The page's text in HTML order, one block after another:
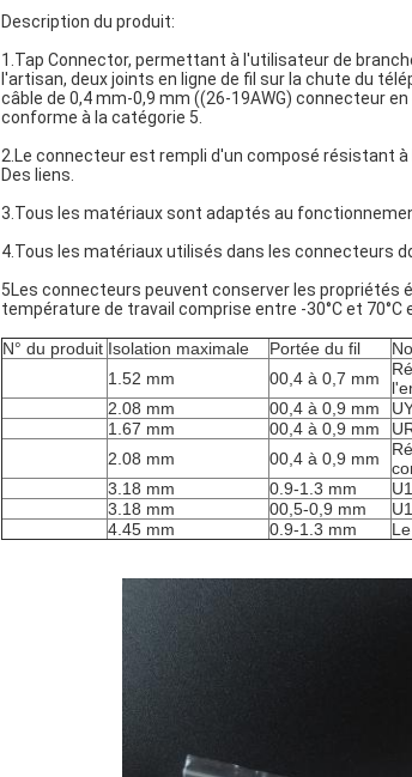
Description du produit:
1.Tap Connector, permettant à l'utilisateur de
l'artisan, deux joints en ligne de fil sur la chute du
câble de 0,4 mm-0,9 mm ((26-19AWG) connecteur
conforme à la catégorie 5.
2.Le connecteur est rempli d'un composé résistant
Des liens.
3.Tous les matériaux sont adaptés au
4.Tous les matériaux utilisés dans les connecteurs
5Les connecteurs peuvent conserver les propriétés
température de travail comprise entre -30°C et
N° du produit Isolation maximale Portée du fil
1.52 mm
00,4 à 0,7 mm
2.08 mm
00,4 à 0,9 mm
1.67 mm
00,4 à 0,9 mm
2.08 mm
00,4 à 0,9 mm
3.18 mm
0.9-1.3 mm
3.18 mm
00,5-0,9 mm
4.45 mm
0.9-1.3 mm